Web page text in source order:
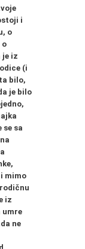
i
o
o
iz
(i
bilo,
je bilo
se sa
mimo
iz
umre
ne